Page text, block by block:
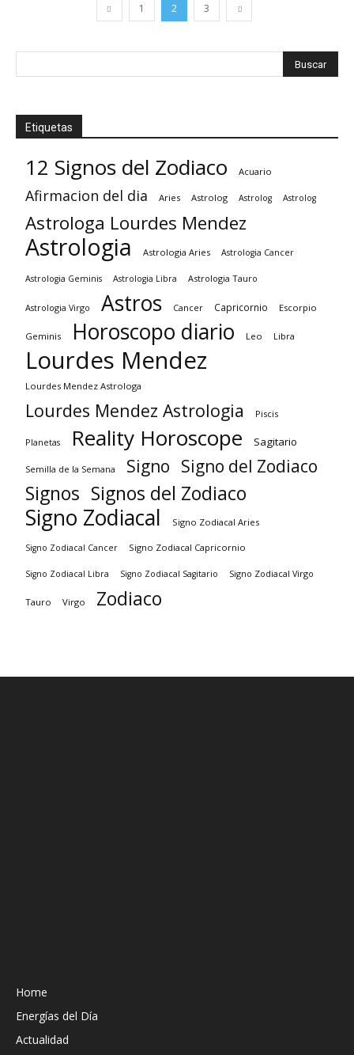
1 2 3
Etiquetas
12 Signos del Zodiaco Acuario
Afirmacion del dia Aries Astrolog Astrolog Astrolog
Astrologa Lourdes Mendez
Astrologia Astrologia Aries Astrologia Cancer
Astrologia Geminis Astrologia Libra Astrologia Tauro
Astrologia Virgo Astros Cancer Capricornio Escorpio
Geminis Horoscopo diario Leo Libra
Lourdes Mendez
Lourdes Mendez Astrologa
Lourdes Mendez Astrologia Piscis
Planetas Reality Horoscope Sagitario
Semilla de la Semana Signo Signo del Zodiaco
Signos Signos del Zodiaco
Signo Zodiacal Signo Zodiacal Aries
Signo Zodiacal Cancer Signo Zodiacal Capricornio
Signo Zodiacal Libra Signo Zodiacal Sagitario Signo Zodiacal Virgo
Tauro Virgo Zodiaco
Home
Energías del Día
Actualidad